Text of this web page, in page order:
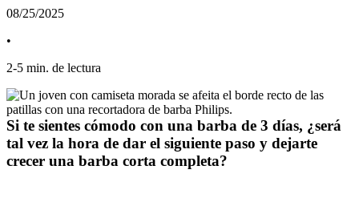
08/25/2025
•
2-5 min. de lectura
Si te sientes cómodo con una barba de 3 días, ¿será
tal vez la hora de dar el siguiente paso y dejarte
crecer una barba corta completa?